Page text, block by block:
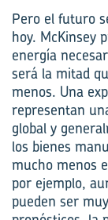
Pero el futuro
hoy. McKinsey
energía
será la mitad
menos. Una
representan
global y
los bienes
mucho menos
por ejemplo,
pueden ser